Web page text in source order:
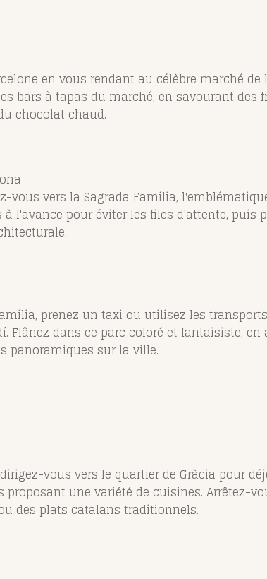
en vous rendant au célèbre marché de
bars à tapas du marché, en savourant des
chocolat chaud.
vous vers la Sagrada Família,
l'avance pour éviter les files d'attente, puis
prenez un taxi ou utilisez les
Flânez dans ce parc coloré et fantaisiste,
panoramiques sur la ville.
vous vers le quartier de Gràcia pour
une variété de cuisines. Arrêtez-
des plats catalans traditionnels.